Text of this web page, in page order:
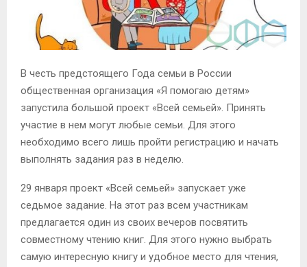
В честь предстоящего Года семьи в России
общественная организация «Я помогаю детям»
запустила большой проект «Всей семьей». Принять
участие в нем могут любые семьи. Для этого
необходимо всего лишь пройти регистрацию и начать
выполнять задания раз в неделю.
29 января проект «Всей семьей» запускает уже
седьмое задание. На этот раз всем участникам
предлагается один из своих вечеров посвятить
совместному чтению книг. Для этого нужно выбрать
самую интересную книгу и удобное место для чтения,